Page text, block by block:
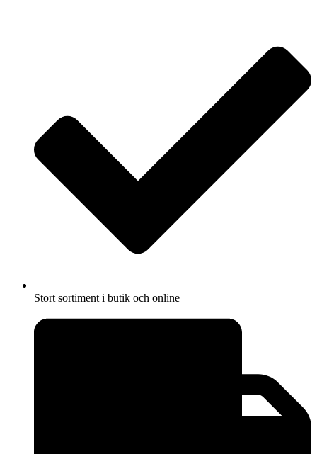
Stort sortiment i butik och online